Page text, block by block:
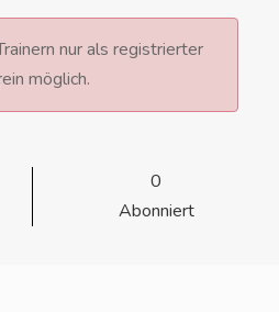
nur als registrierter
möglich.
0
Abonniert